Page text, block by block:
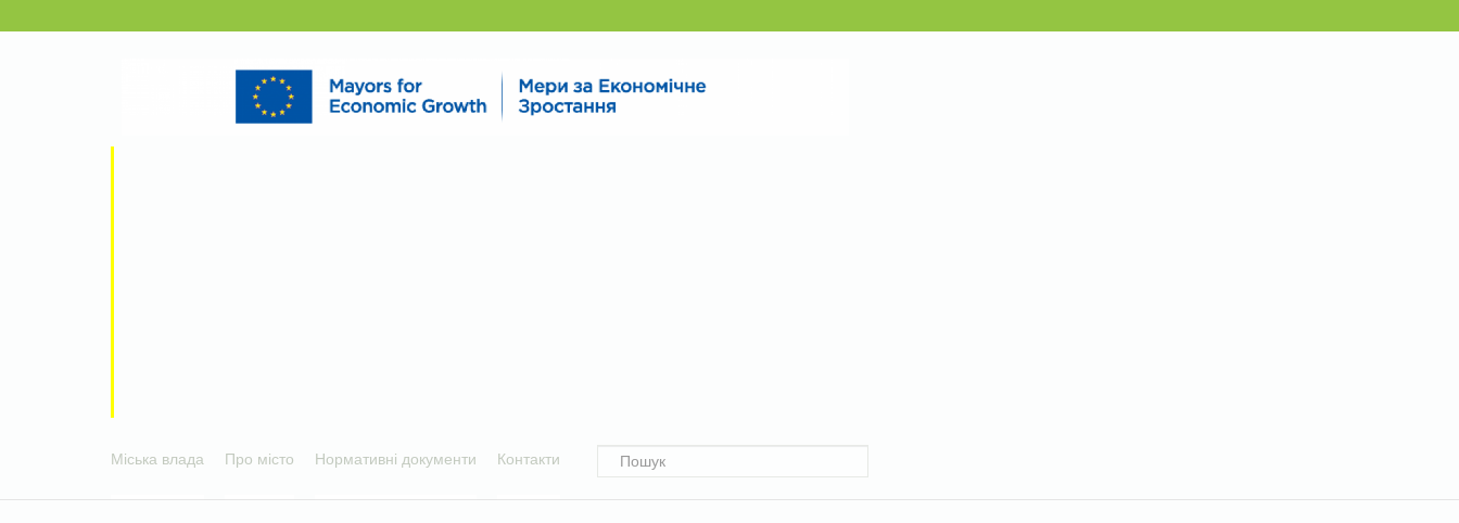
Міська влада Про місто Нормативні документи Контакти